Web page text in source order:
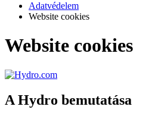
Adatvédelem
Website cookies
Website cookies
A Hydro bemutatása